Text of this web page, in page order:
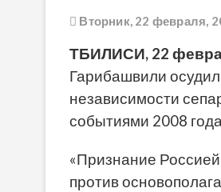
Вторник, 22 февраля,
ТБИЛИСИ, 22
Гарибашвили
независимости
событиями 2008
«Признание
против